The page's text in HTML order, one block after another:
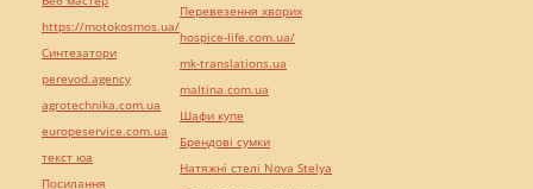
https://motokosmos.ua/
Синтезатори
perevod.agency
agrotechnika.com.ua
europeservice.com.ua
текст юа
Посилання
Перевезення хворих
hospice-life.com.ua/
mk-translations.ua
maltina.com.ua
Шафи купе
Брендові сумки
Натяжні стелі Nova Stelya